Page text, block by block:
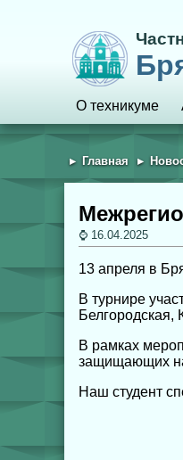
О техникуме
Главная
16.04.2025
13 апреля в
В турнире
Белгородская,
В рамках
защищающих
Наш студент